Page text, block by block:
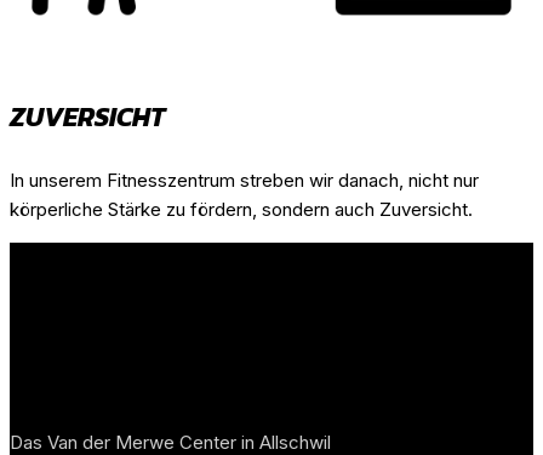
ZUVERSICHT
In unserem Fitnesszentrum streben wir danach, nicht nur
körperliche Stärke zu fördern, sondern auch Zuversicht.
Das Van der Merwe Center in Allschwil